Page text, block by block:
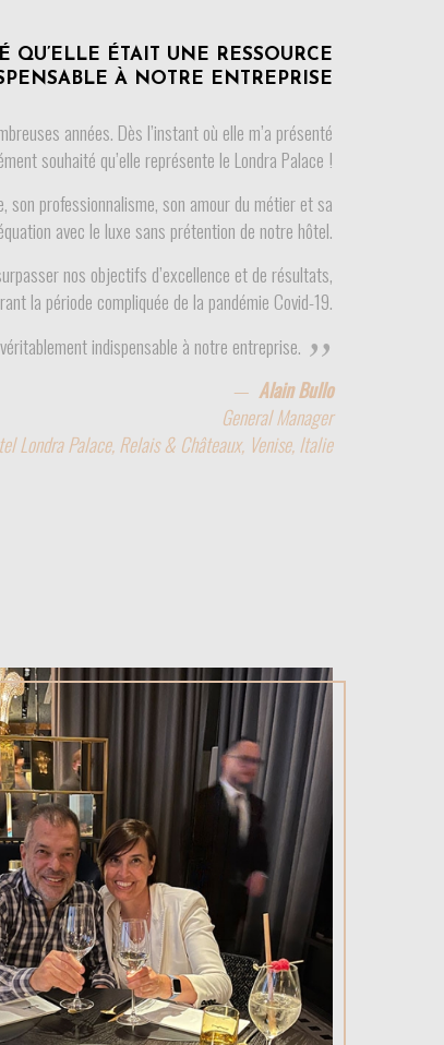
QU’ELLE ÉTAIT UNE RESSOURCE
À NOTRE ENTREPRISE
années. Dès l’instant où elle m’a présenté
souhaité qu’elle représente le Londra Palace !
son professionnalisme, son amour du métier et sa
avec le luxe sans prétention de notre hôtel.
nos objectifs d’excellence et de résultats,
la période compliquée de la pandémie Covid-19.
indispensable à notre entreprise.
Alain Bullo
General Manager
Londra Palace, Relais & Châteaux, Venise, Italie